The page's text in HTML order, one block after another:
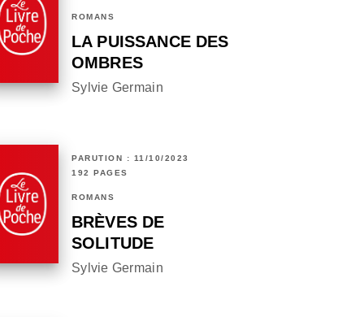
ROMANS
LA PUISSANCE DES
OMBRES
Sylvie Germain
PARUTION : 11/10/2023
192 PAGES
ROMANS
BRÈVES DE
SOLITUDE
Sylvie Germain